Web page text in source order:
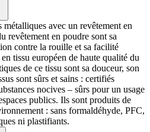
avec un revêtement en
revêtement en poudre sont sa
contre la rouille et sa facilité
tissu européen de haute qualité du
de ce tissu sont sa douceur, son
sont sûrs et sains : certifiés
nocives – sûrs pour un usage
publics. Ils sont produits de
: sans formaldéhyde, PFC,
ni plastifiants.